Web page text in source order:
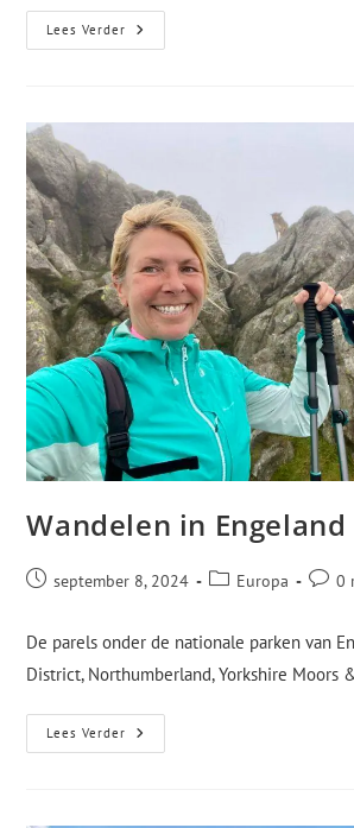
Lees Verder
Wandelen in Engeland
september 8, 2024 Europa 0
De parels onder de nationale parken van
District, Northumberland, Yorkshire Moors
Lees Verder